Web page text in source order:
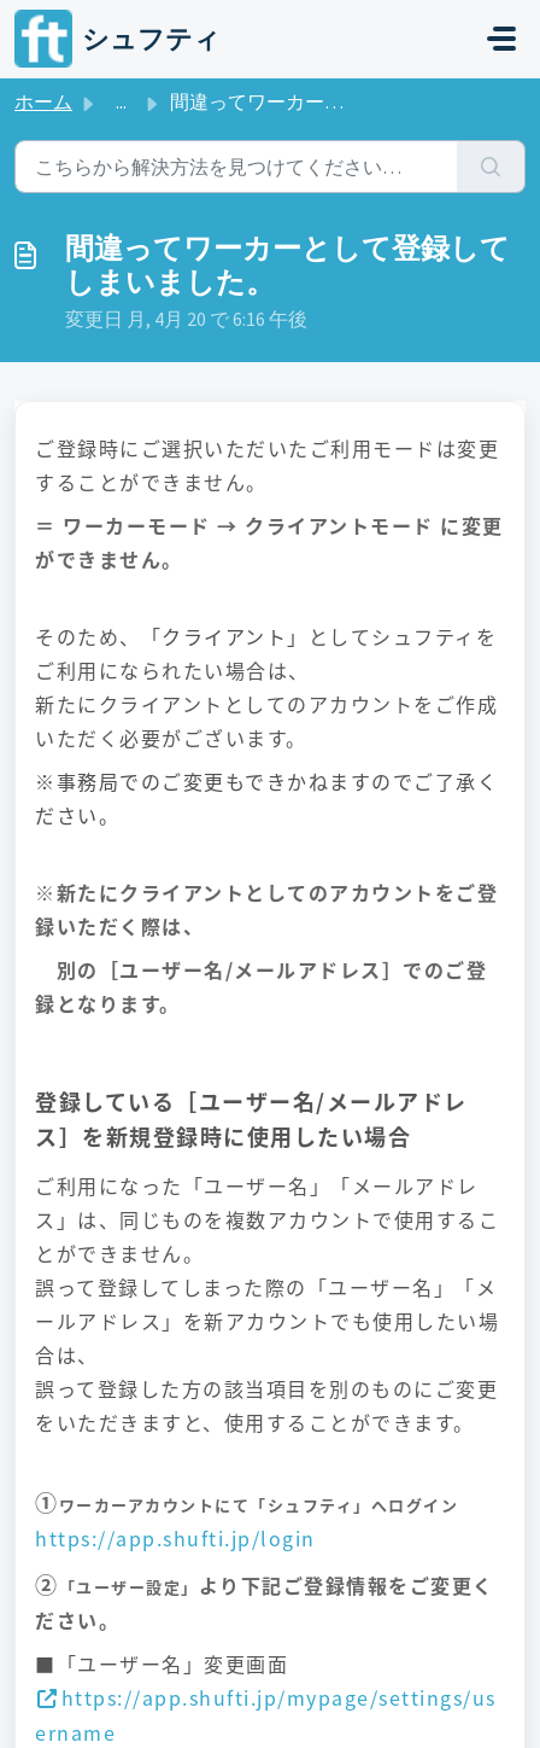
メインコンテンツに移動
シュフティ
ホーム ... 間違ってワーカーとして登録してしまいました。
間違ってワーカーとして登録して
しまいました。
変更日 月, 4月 20 で 6:16 午後
ご登録時にご選択いただいたご利用モードは変更
することができません。
＝ ワーカーモード → クライアントモード に変更
ができません。
そのため、「クライアント」
としてシュフティを
ご利用になられたい場合は、
新たにクライアントとしてのアカウントをご作成
いただく必要がございます。
※事務局でのご変更もできかねますのでご了承く
ださい。
※新たにクライアントとしてのアカウントをご登
録いただく際は、
別の［ユーザー名/メールアドレス］でのご登
録となります。
登録している［ユーザー名/メールアドレ
ス］を新規登録時に使用したい場合
ご利用になった「ユーザー名」「メールアドレ
ス」は、同じものを複数アカウントで使用するこ
とができません。
誤って登録してしまった際の「ユーザー名」「メ
ールアドレス」を新アカウントでも使用したい場
合は、
誤って登録した方の該当項目を別のものにご変更
をいただきますと、使用することができます。
①ワーカーアカウントにて「シュフティ」へログイン
https://app.shufti.jp/login
② 「ユーザー設定」 より下記ご登録情報をご変更く
ださい。
■「ユーザー名」変更画面
https://app.shufti.jp/mypage/settings/us
ername